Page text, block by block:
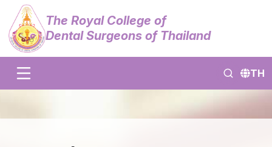
The Royal College of
Dental Surgeons of Thailand
TH